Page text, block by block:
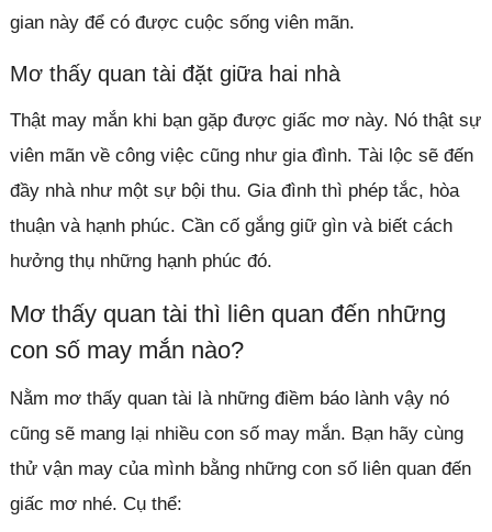
gian này để có được cuộc sống viên mãn.
Mơ thấy quan tài đặt giữa hai nhà
Thật may mắn khi bạn gặp được giấc mơ này. Nó thật sự
viên mãn về công việc cũng như gia đình. Tài lộc sẽ đến
đầy nhà như một sự bội thu. Gia đình thì phép tắc, hòa
thuận và hạnh phúc. Cần cố gắng giữ gìn và biết cách
hưởng thụ những hạnh phúc đó.
Mơ thấy quan tài thì liên quan đến những
con số may mắn nào?
Nằm mơ thấy quan tài là những điềm báo lành vậy nó
cũng sẽ mang lại nhiều con số may mắn. Bạn hãy cùng
thử vận may của mình bằng những con số liên quan đến
giấc mơ nhé. Cụ thể: